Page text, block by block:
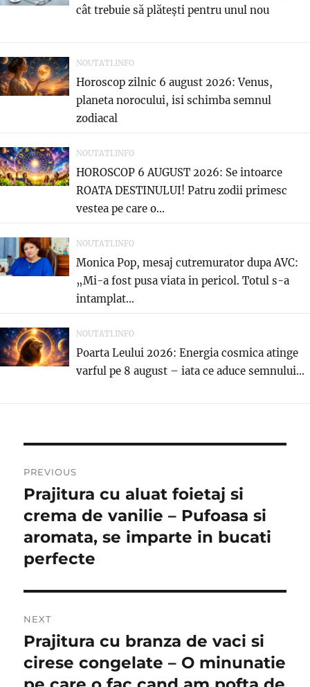
cât trebuie să plătești pentru unul nou
NOUTATI.INFO
Horoscop zilnic 6 august 2026: Venus,
planeta norocului, isi schimba semnul
zodiacal
NOUTATI.INFO
HOROSCOP 6 AUGUST 2026: Se intoarce
ROATA DESTINULUI! Patru zodii primesc
vestea pe care o...
NOUTATI.INFO
Monica Pop, mesaj cutremurator dupa AVC:
„Mi-a fost pusa viata in pericol. Totul s-a
intamplat...
NOUTATI.INFO
Poarta Leului 2026: Energia cosmica atinge
varful pe 8 august – iata ce aduce semnului...
navigation
PREVIOUS
Previous
post:
Prajitura cu aluat foietaj si
crema de vanilie – Pufoasa si
aromata, se imparte in bucati
perfecte
NEXT
Next
post:
Prajitura cu branza de vaci si
cirese congelate – O minunatie